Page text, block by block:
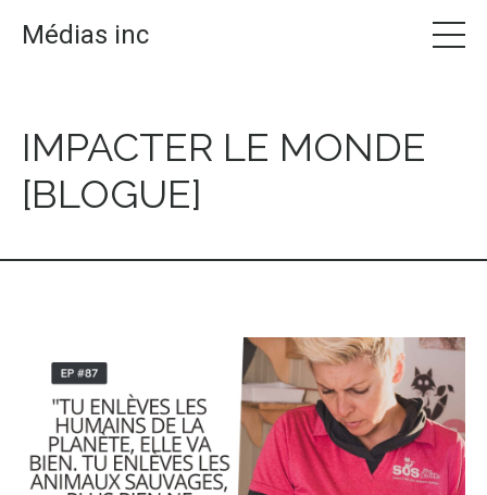
Médias inc
IMPACTER LE MONDE
[BLOGUE]